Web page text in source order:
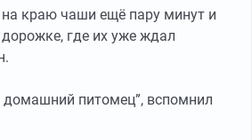
краю чаши ещё пару минут и
где их уже ждал
домашний питомец”, вспомнил